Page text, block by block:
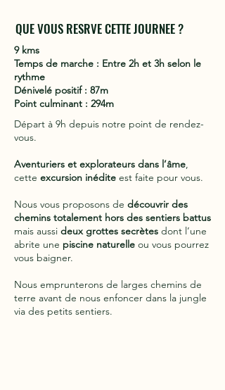
QUE VOUS RESRVE CETTE JOURNEE ?
9 kms
Temps de marche : Entre 2h et 3h selon le
rythme
Dénivelé positif : 87m
Point culminant : 294m
Départ à 9h depuis notre point de rendez-
vous.
Aventuriers et explorateurs dans l’âme,
cette excursion inédite est faite pour vous.
Nous vous proposons de découvrir des
chemins totalement hors des sentiers battus
mais aussi deux grottes secrètes dont l’une
abrite une piscine naturelle ou vous pourrez
vous baigner.
Nous emprunterons de larges chemins de
terre avant de nous enfoncer dans la jungle
via des petits sentiers.